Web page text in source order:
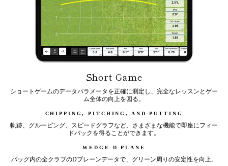
Short Game
ショートゲームのデータパラメータを正確に測定し、完全なレッスンとゲー
ム全体の向上を図る。
CHIPPING, PITCHING, AND PUTTING
軌跡、グルーピング、スピードグラフなど、さまざまな機能で即座にフィー
ドバックを得ることができます。
WEDGE D-PLANE
バッグ内の全クラブのDプレーンデータで、グリーン周りの安定性を向上。